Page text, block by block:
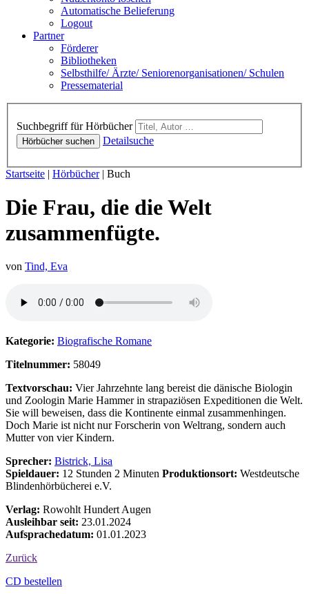
Automatische Belieferung
Logout
Partner
Förderer
Bibliotheken
Selbsthilfe/ Ärzte/ Seniorenorganisationen/ Schulen
Pressematerial
Suchbegriff für Hörbücher
Hörbücher suchen Detailsuche
Sie sind hier:
Startseite | Hörbücher| Buch
Die Frau, die die Welt
zusammenfügte.
von Tind, Eva
Kategorie: Biografische Romane
Titelnummer: 58049
Textvorschau: Vier Jahrzehnte lang bereist die dänische Biologin
und Zoologin Marie Hammer in strapaziösen Expeditionen die Welt.
Sie will beweisen, dass die Kontinente einmal zusammenhingen.
Doch Marie ist nicht nur Forscherin von Weltrang, sondern auch
Mutter von vier Kindern.
Sprecher: Bistrick, Lisa
Spieldauer: 12 Stunden 2 Minuten Produktionsort: Westdeutsche
Blindenhörbücherei e.V.
Verlag: Rowohlt Hundert Augen
Ausleihbar seit: 23.01.2024
Aufsprachedatum: 01.01.2023
Zurück
Bestell-Aktionen
CD bestellen